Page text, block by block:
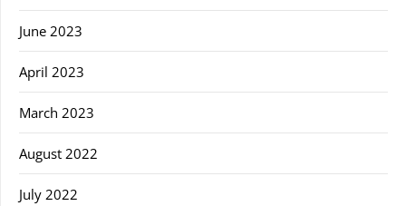
June 2023
April 2023
March 2023
August 2022
July 2022